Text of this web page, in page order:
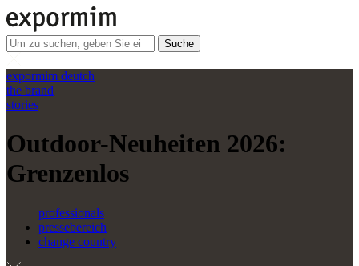
Suche
expormim deutch
the brand
stories
Outdoor-Neuheiten 2026:
Grenzenlos
professionals
pressebereich
change country